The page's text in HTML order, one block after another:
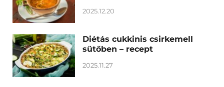
2025.12.20
Diétás cukkinis csirkemell
sütőben – recept
2025.11.27